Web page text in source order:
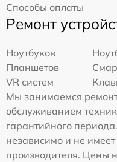
Способы оплаты
Ремонт
Ноутбуков
Планшетов
VR систем
Мы занимаемся
обслуживанием
гарантийного
независимо и не
производителя. Цены